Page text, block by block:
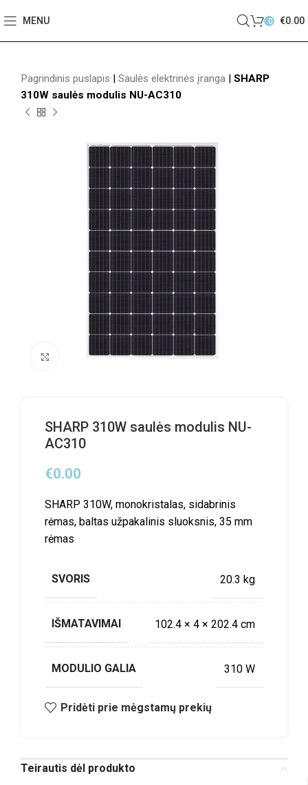
MENU 0 €0.00
Pagrindinis puslapis | Saulės elektrinės įranga | SHARP
310W saulės modulis NU-AC310
Click to enlarge
SHARP 310W saulės modulis NU-
AC310
€0.00
SHARP 310W, monokristalas, sidabrinis
rėmas, baltas užpakalinis sluoksnis, 35 mm
rėmas
SVORIS 20.3 kg
IŠMATAVIMAI 102.4 × 4 × 202.4 cm
MODULIO GALIA 310 W
Pridėti prie mėgstamų prekių
Teirautis dėl produkto